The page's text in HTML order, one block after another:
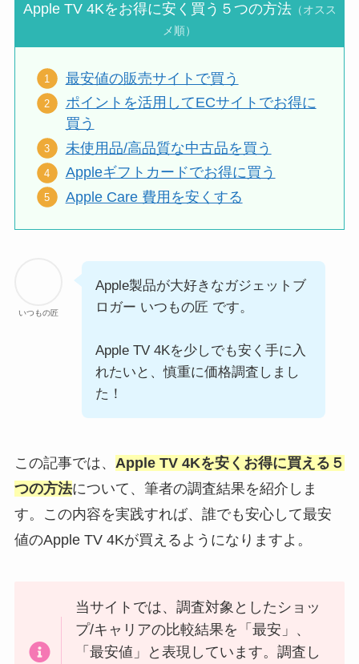
Apple TV 4Kをお得に安く買う５つの方法（オスス
メ順）
最安値の販売サイトで買う
ポイントを活用してECサイトでお得に
買う
未使用品/高品質な中古品を買う
Appleギフトカードでお得に買う
Apple Care 費用を安くする
いつもの匠
Apple製品が大好きなガジェットブ
ロガー いつもの匠 です。
Apple TV 4Kを少しでも安く手に入
れたいと、慎重に価格調査しまし
た！
この記事では、 Apple TV 4Kを安くお得に買える５
つの方法について、筆者の調査結果を紹介しま
す。この内容を実践すれば、誰でも安心して最安
値のApple TV 4Kが買えるようになりますよ。
当サイトでは、調査対象としたショッ
プ/キャリアの比較結果を「最安」、
「最安値」と表現しています。調査し